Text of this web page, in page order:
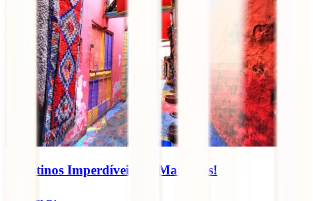
6 Destinos Imperdíveis em Marrocos!